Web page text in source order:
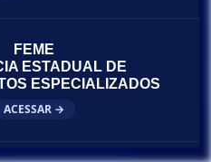
FEME
ESTADUAL DE
ESPECIALIZADOS
ACESSAR →